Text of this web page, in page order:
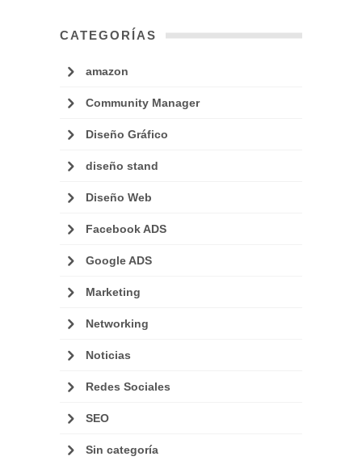
CATEGORÍAS
amazon
Community Manager
Diseño Gráfico
diseño stand
Diseño Web
Facebook ADS
Google ADS
Marketing
Networking
Noticias
Redes Sociales
SEO
Sin categoría